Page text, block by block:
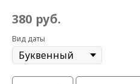
380 руб.
Вид даты